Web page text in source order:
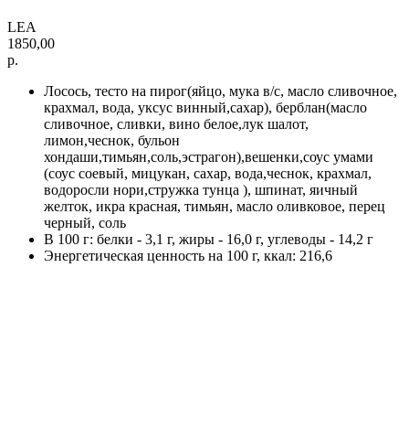
LEA
1850,00
р.
Лосось, тесто на пирог(яйцо, мука в/с, масло сливочное,
крахмал, вода, уксус винный,сахар), берблан(масло
сливочное, сливки, вино белое,лук шалот,
лимон,чеснок, бульон
хондаши,тимьян,соль,эстрагон),вешенки,соус умами
(соус соевый, мицукан, сахар, вода,чеснок, крахмал,
водоросли нори,стружка тунца ), шпинат, яичный
желток, икра красная, тимьян, масло оливковое, перец
черный, соль
В 100 г: белки - 3,1 г, жиры - 16,0 г, углеводы - 14,2 г
Энергетическая ценность на 100 г, ккал: 216,6